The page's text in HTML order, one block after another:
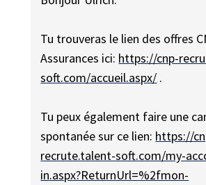
Tu trouveras le lien des offres
Assurances ici: https://cnp-
soft.com/accueil.aspx/ .
Tu peux également faire une
spontanée sur ce lien: https://
recrute.talent-soft.com/my-
in.aspx?ReturnUrl=%2fmon-